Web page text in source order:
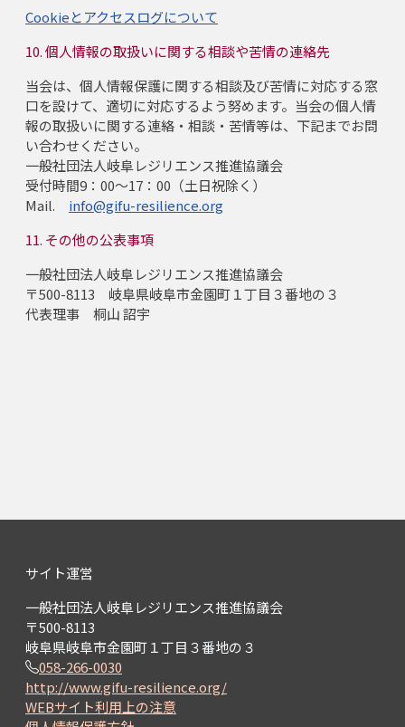
Cookieとアクセスログについて
10. 個人情報の取扱いに関する相談や苦情の連絡先
当会は、個人情報保護に関する相談及び苦情に対応する窓
口を設けて、適切に対応するよう努めます。当会の個人情
報の取扱いに関する連絡・相談・苦情等は、下記までお問
い合わせください。
一般社団法人岐阜レジリエンス推進協議会
受付時間9：00～17：00（土日祝除く）
Mail. info@gifu-resilience.org
11. その他の公表事項
一般社団法人岐阜レジリエンス推進協議会
〒500-8113 岐阜県岐阜市金園町１丁目３番地の３
代表理事 桐山 詔宇
サイト運営
一般社団法人岐阜レジリエンス推進協議会
〒500-8113
岐阜県岐阜市金園町１丁目３番地の３
058-266-0030
http://www.gifu-resilience.org/
WEBサイト利用上の注意